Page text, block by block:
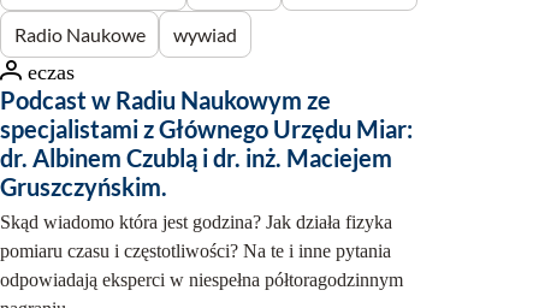
Radio Naukowe wywiad
eczas
Podcast w Radiu Naukowym ze
specjalistami z Głównego Urzędu Miar:
dr. Albinem Czublą i dr. inż. Maciejem
Gruszczyńskim.
Skąd wiadomo która jest godzina? Jak działa fizyka
pomiaru czasu i częstotliwości? Na te i inne pytania
odpowiadają eksperci w niespełna półtoragodzinnym